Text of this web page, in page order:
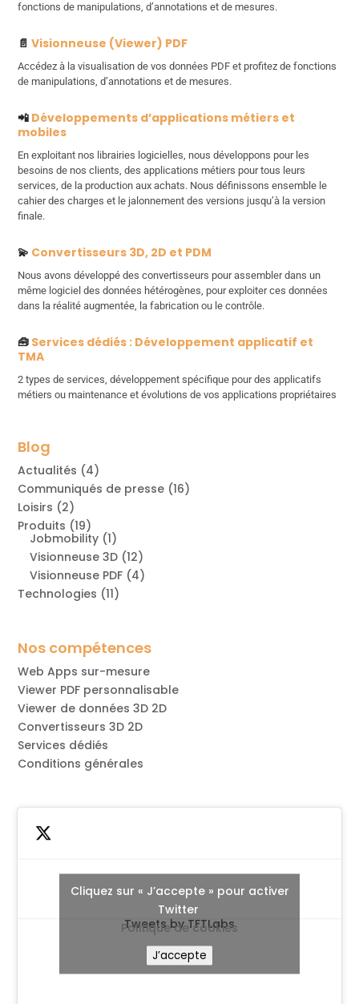
fonctions de manipulations, d’annotations et de mesures.
📄Visionneuse (Viewer) PDF
Accédez à la visualisation de vos données PDF et profitez de fonctions
de manipulations, d’annotations et de mesures.
📲 Développements d’applications métiers et
mobiles
En exploitant nos librairies logicielles, nous développons pour les
besoins de nos clients, des applications métiers pour tous leurs
services, de la production aux achats. Nous définissons ensemble le
cahier des charges et le jalonnement des versions jusqu’à la version
finale.
💫 Convertisseurs 3D, 2D et PDM
Nous avons développé des convertisseurs pour assembler dans un
même logiciel des données hétérogènes, pour exploiter ces données
dans la réalité augmentée, la fabrication ou le contrôle.
🧰 Services dédiés : Développement applicatif et
TMA
2 types de services, développement spécifique pour des applicatifs
métiers ou maintenance et évolutions de vos applications propriétaires
Blog
Actualités (4)
Communiqués de presse (16)
Loisirs (2)
Produits (19)
Jobmobility (1)
Visionneuse 3D (12)
Visionneuse PDF (4)
Technologies (11)
Nos compétences
Web Apps sur-mesure
Viewer PDF personnalisable
Viewer de données 3D 2D
Convertisseurs 3D 2D
Services dédiés
Conditions générales
Tweets by TFTLabs
Cliquez sur « J’accepte » pour activer
Twitter
Politique de cookies
J’accepte